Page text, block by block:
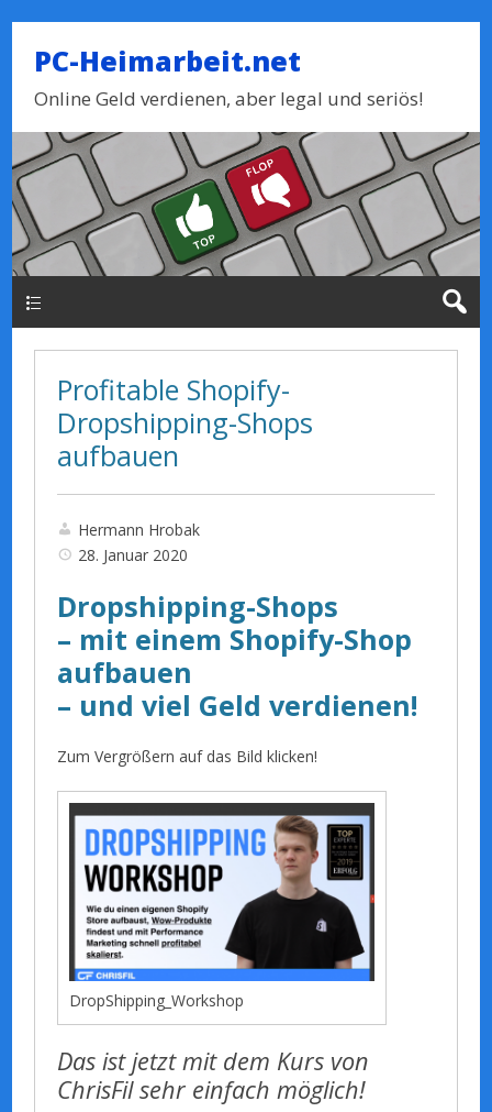
PC-Heimarbeit.net
Online Geld verdienen, aber legal und seriös!
Profitable Shopify-
Dropshipping-Shops
aufbauen
Hermann Hrobak
28. Januar 2020
Dropshipping-Shops
– mit einem Shopify-Shop
aufbauen
– und viel Geld verdienen!
Zum Vergrößern auf das Bild klicken!
DropShipping_Workshop
Das ist jetzt mit dem Kurs von
ChrisFil sehr einfach möglich!